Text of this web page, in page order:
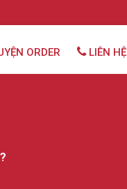
ORDER LIÊN HỆ